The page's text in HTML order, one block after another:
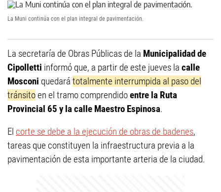
La Muni continúa con el plan integral de pavimentación.
La secretaría de Obras Públicas de la Municipalidad de
Cipolletti informó que, a partir de este jueves la calle
Mosconi quedará totalmente interrumpida al paso del
tránsitoen el tramo comprendidoentre la Ruta
Provincial 65 y la calle Maestro Espinosa.
El corte se debe a la ejecución de obras de badenes,
tareas que constituyen la infraestructura previa a la
pavimentación de esta importante arteria de la ciudad.